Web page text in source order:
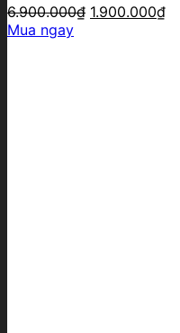
6.900.000₫ Giá
1.900.000₫Giá
Mua ngay